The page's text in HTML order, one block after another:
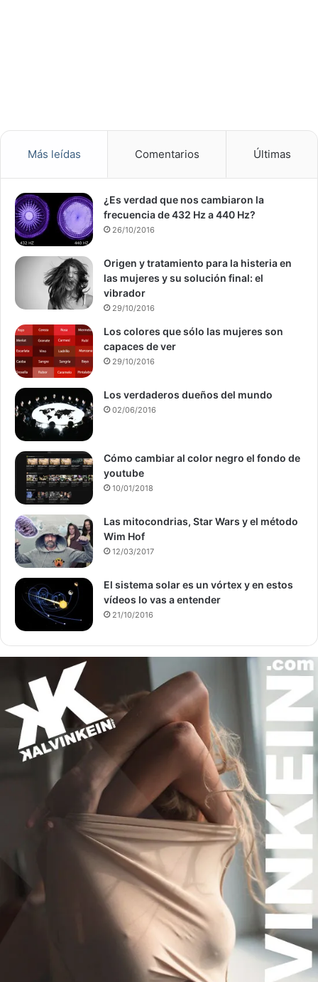
Más leídas Comentarios Últimas
¿Es verdad que nos cambiaron la
frecuencia de 432 Hz a 440 Hz?
26/10/2016
Origen y tratamiento para la histeria en
las mujeres y su solución final: el
vibrador
29/10/2016
Los colores que sólo las mujeres son
capaces de ver
29/10/2016
Los verdaderos dueños del mundo
02/06/2016
Cómo cambiar al color negro el fondo de
youtube
10/01/2018
Las mitocondrias, Star Wars y el método
Wim Hof
12/03/2017
El sistema solar es un vórtex y en estos
vídeos lo vas a entender
21/10/2016